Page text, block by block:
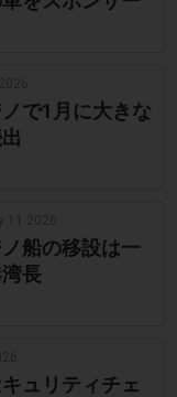
で1月に大きな
船の移設は一
長
ュリティチェ